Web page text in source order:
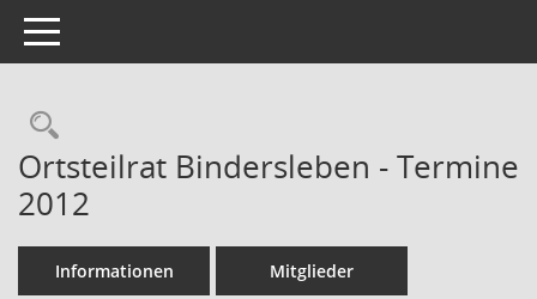
Toggle navigation
Rechercheauswahl
Ortsteilrat Bindersleben - Termine
2012
Informationen Mitglieder